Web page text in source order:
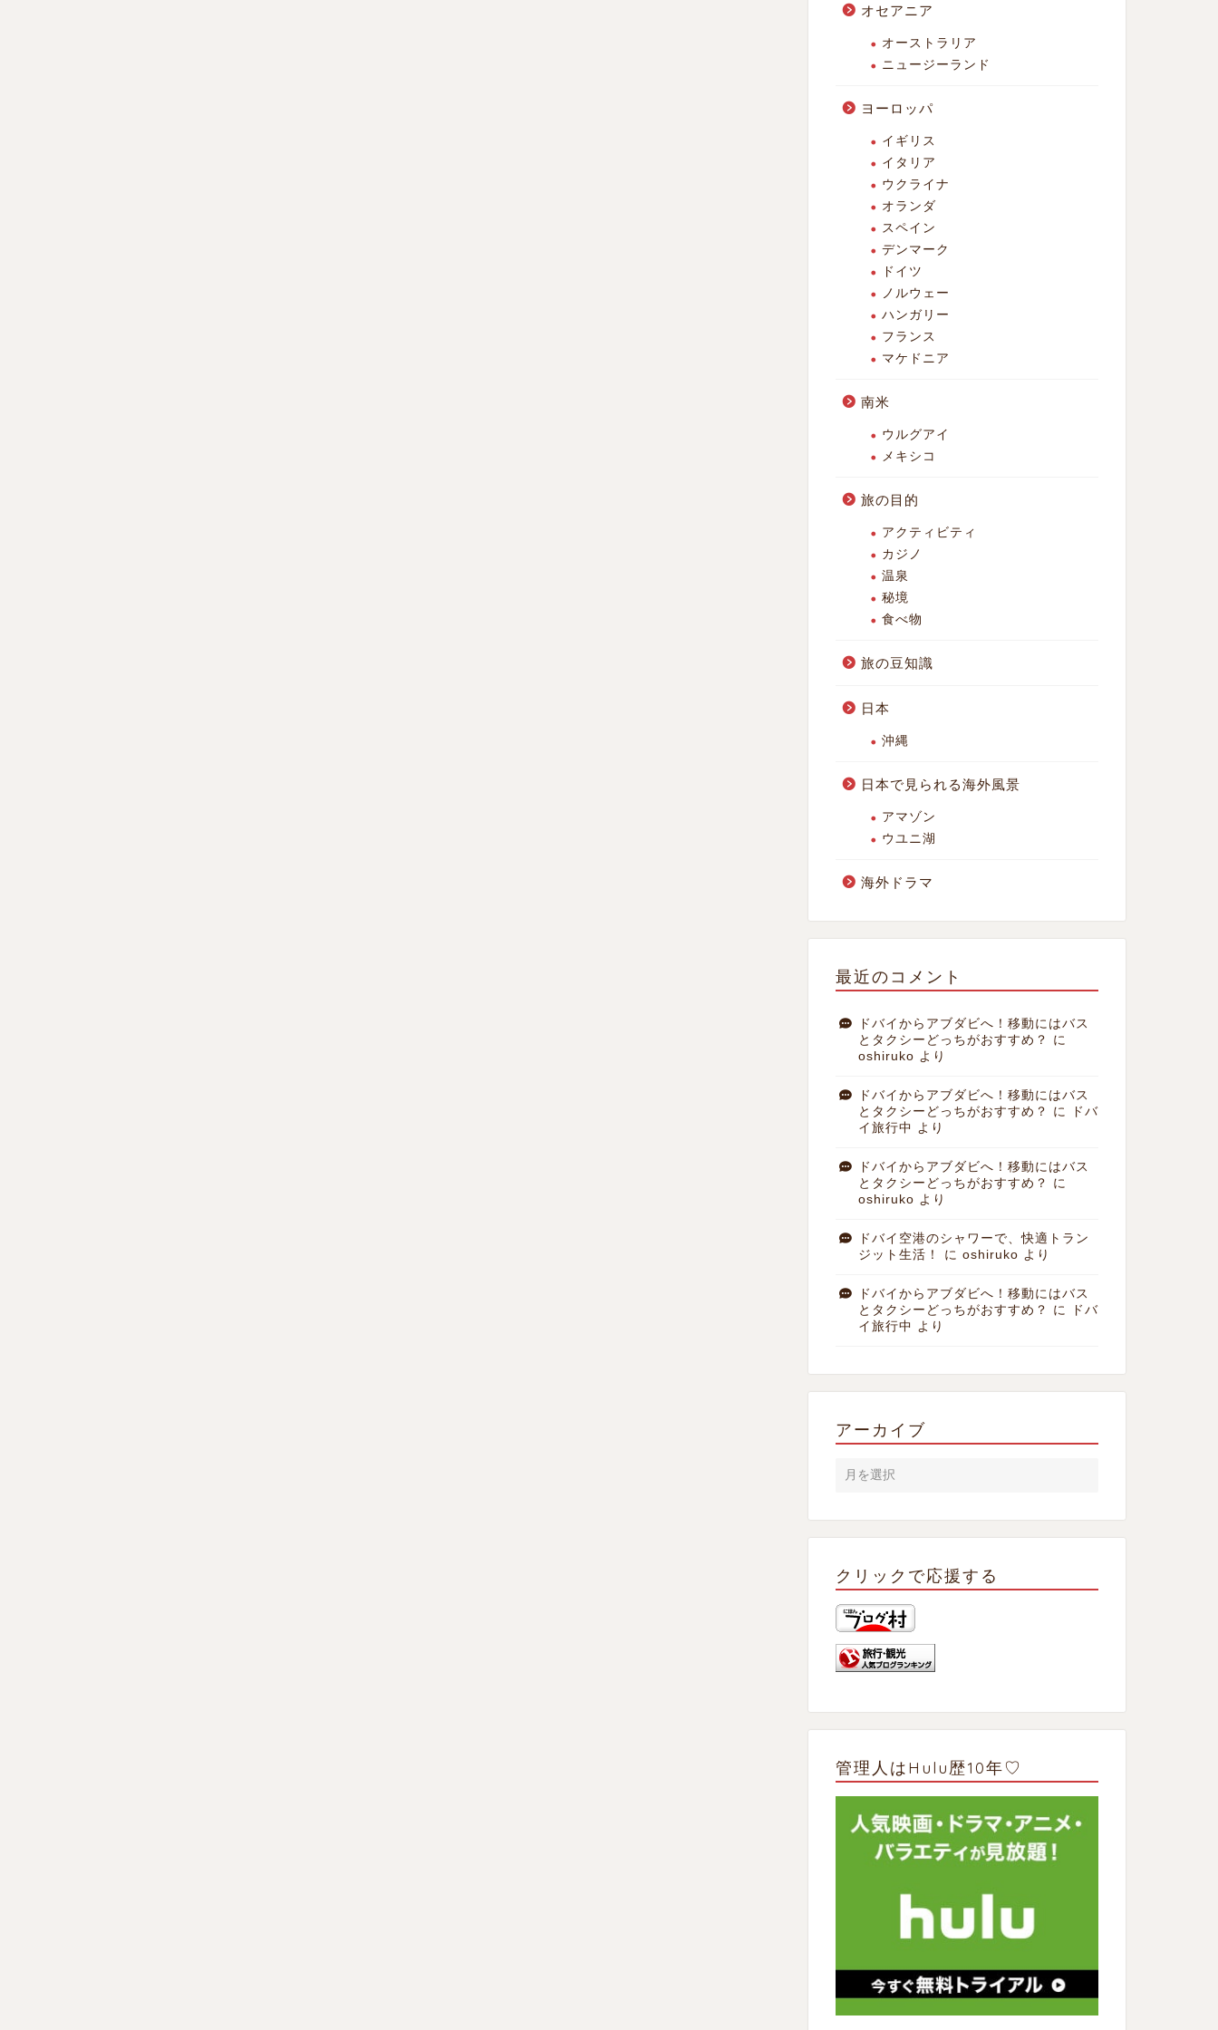
オセアニア
オーストラリア
ニュージーランド
ヨーロッパ
イギリス
イタリア
ウクライナ
オランダ
スペイン
デンマーク
ドイツ
ノルウェー
ハンガリー
フランス
マケドニア
南米
ウルグアイ
メキシコ
旅の目的
アクティビティ
カジノ
温泉
秘境
食べ物
旅の豆知識
日本
沖縄
日本で見られる海外風景
アマゾン
ウユニ湖
海外ドラマ
最近のコメント
ドバイからアブダビへ！移動にはバス
とタクシーどっちがおすすめ？
に
oshiruko より
ドバイからアブダビへ！移動にはバス
とタクシーどっちがおすすめ？
に
ドバ
イ旅行中 より
ドバイからアブダビへ！移動にはバス
とタクシーどっちがおすすめ？
に
oshiruko より
ドバイ空港のシャワーで、快適トラン
ジット生活！
に oshiruko より
ドバイからアブダビへ！移動にはバス
とタクシーどっちがおすすめ？
に
ドバ
イ旅行中 より
アーカイブ
クリックで応援する
管理人はHulu歴10年♡